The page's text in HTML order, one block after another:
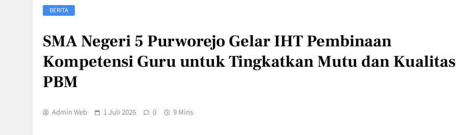
BERITA
SMA Negeri 5 Purworejo Gelar IHT Pembinaan
Kompetensi Guru untuk Tingkatkan Mutu dan Kualitas
PBM
Admin Web 1 Juli 2026 0 9 Mins